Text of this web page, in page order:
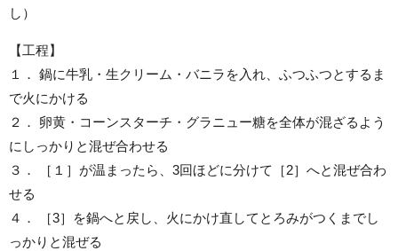
し）
【工程】
１． 鍋に牛乳・生クリーム・バニラを入れ、ふつふつとするま
で火にかける
２． 卵黄・コーンスターチ・グラニュー糖を全体が混ざるよう
にしっかりと混ぜ合わせる
３． ［１］が温まったら、3回ほどに分けて［2］へと混ぜ合わ
せる
４． ［3］を鍋へと戻し、火にかけ直してとろみがつくまでし
っかりと混ぜる